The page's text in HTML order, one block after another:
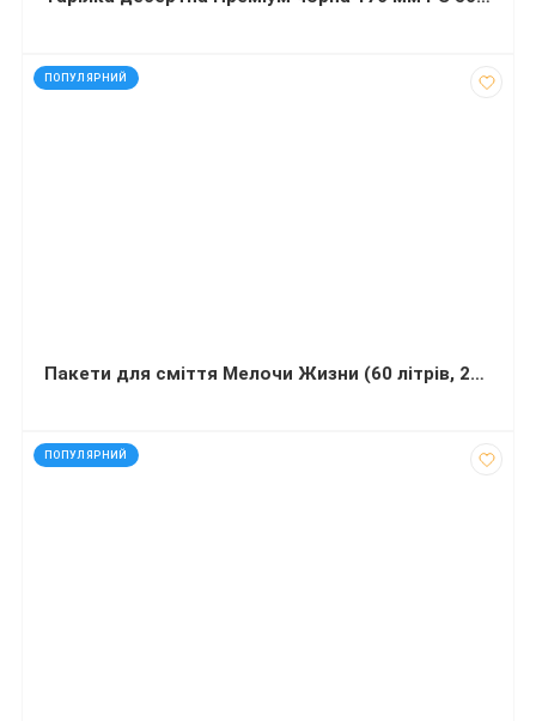
ПОПУЛЯРНИЙ
код: 14021
Пакети для сміття Мелочи Жизни (60 літрів, 20 штук)
ПОПУЛЯРНИЙ
код: 92164